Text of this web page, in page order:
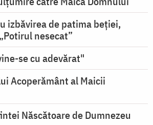
izbăvirea de patima beției,
nesecat”
se cu adevărat"
Acoperământ al Maicii
Născătoare de Dumnezeu